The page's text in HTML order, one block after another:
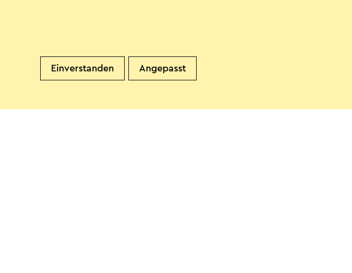
Einverstanden Angepasst